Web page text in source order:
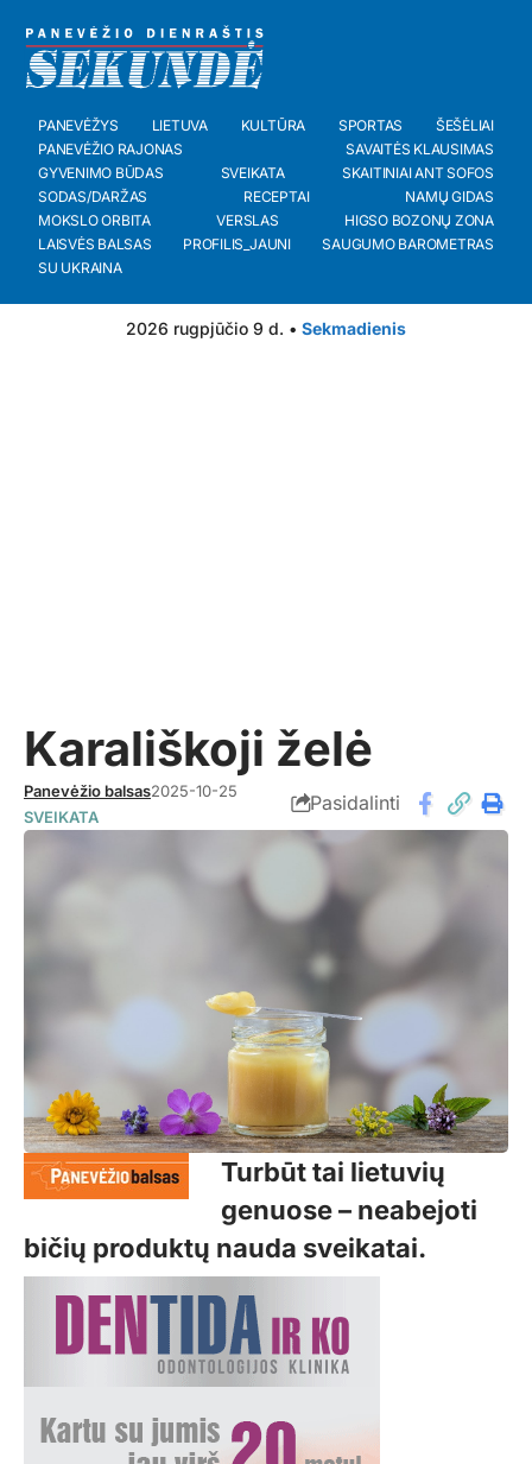
PANEVĖŽYS LIETUVA KULTŪRA SPORTAS
ŠEŠĖLIAI
PANEVĖŽIO RAJONAS
SAVAITĖS KLAUSIMAS
GYVENIMO BŪDAS
SVEIKATA
SKAITINIAI ANT SOFOS
SODAS/DARŽAS
RECEPTAI
NAMŲ GIDAS
MOKSLO ORBITA
VERSLAS
HIGSO BOZONŲ ZONA
LAISVĖS BALSAS
PROFILIS_JAUNI
SAUGUMO BAROMETRAS
SU UKRAINA
2026 rugpjūčio 9 d. • Sekmadienis
Karališkoji želė
Panevėžio balsas2025-10-25
SVEIKATA
Pasidalinti
Turbūt tai lietuvių
genuose – neabejoti
bičių produktų nauda sveikatai.